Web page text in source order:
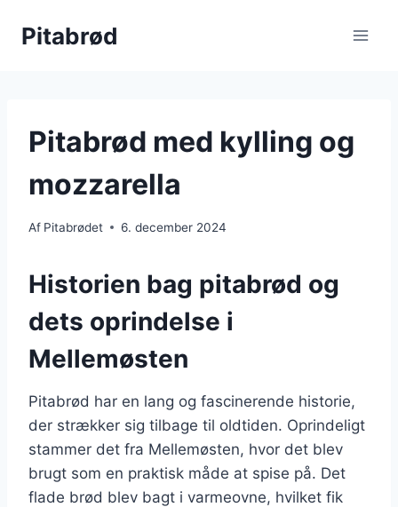
Pitabrød
Pitabrød med kylling og
mozzarella
Af Pitabrødet 6. december 2024
Historien bag pitabrød og
dets oprindelse i
Mellemøsten
Pitabrød har en lang og fascinerende historie,
der strækker sig tilbage til oldtiden. Oprindeligt
stammer det fra Mellemøsten, hvor det blev
brugt som en praktisk måde at spise på. Det
flade brød blev bagt i varmeovne, hvilket fik